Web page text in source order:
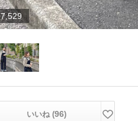
7,529
いいね (96)